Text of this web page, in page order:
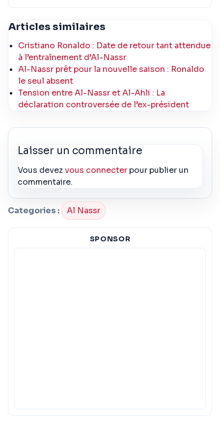
Articles similaires
Cristiano Ronaldo : Date de retour tant attendue
à l’entraînement d’Al-Nassr
Al-Nassr prêt pour la nouvelle saison : Ronaldo
le seul absent
Tension entre Al-Nassr et Al-Ahli : La
déclaration controversée de l’ex-président
Laisser un commentaire
Vous devezvous connecter pour publier un
commentaire.
Categories : Al Nassr
SPONSOR